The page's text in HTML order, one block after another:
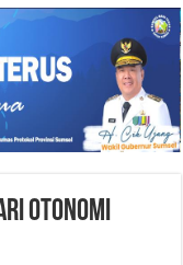
Otonomi